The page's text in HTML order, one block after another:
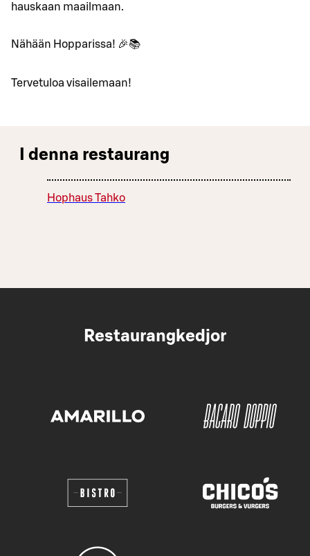
hauskaan maailmaan.
Nähään Hopparissa! 🎉📚
Tervetuloa visailemaan!
I denna restaurang
Hophaus Tahko
Restaurangkedjor